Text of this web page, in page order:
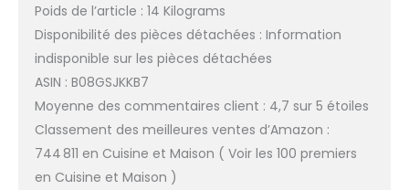
Poids de l’article : 14 Kilograms
Disponibilité des pièces détachées : Information
indisponible sur les pièces détachées
ASIN : B08GSJKKB7
Moyenne des commentaires client : 4,7 sur 5 étoiles
Classement des meilleures ventes d’Amazon :
744 811 en Cuisine et Maison ( Voir les 100 premiers
en Cuisine et Maison )